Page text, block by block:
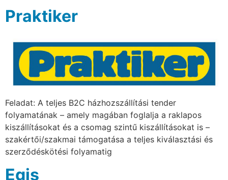
Praktiker
Feladat: A teljes B2C házhozszállítási tender
folyamatának – amely magában foglalja a raklapos
kiszállításokat és a csomag szintű kiszállításokat is –
szakértői/szakmai támogatása a teljes kiválasztási és
szerződéskötési folyamatig
Egis